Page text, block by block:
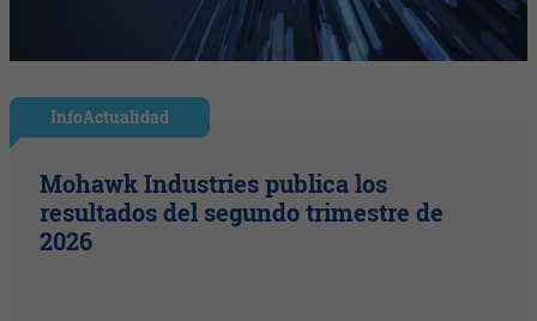
InfoActualidad
Mohawk Industries publica los
resultados del segundo trimestre de
2026